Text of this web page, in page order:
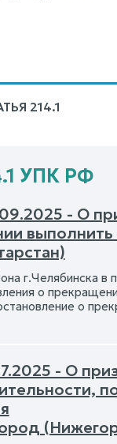
214.1
УПК РФ
- О
г.Челябинска в
о
о
- О